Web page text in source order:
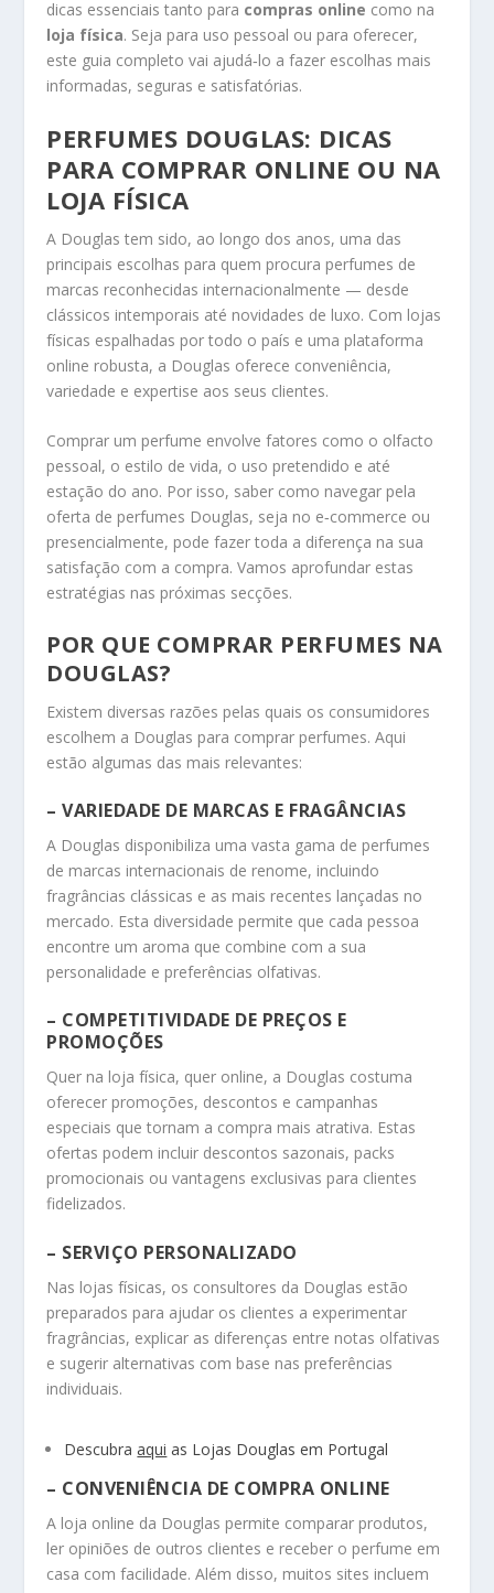
dicas essenciais tanto para compras online como na
loja física. Seja para uso pessoal ou para oferecer,
este guia completo vai ajudá‑lo a fazer escolhas mais
informadas, seguras e satisfatórias.
PERFUMES DOUGLAS: DICAS
PARA COMPRAR ONLINE OU NA
LOJA FÍSICA
A Douglas tem sido, ao longo dos anos, uma das
principais escolhas para quem procura perfumes de
marcas reconhecidas internacionalmente — desde
clássicos intemporais até novidades de luxo. Com lojas
físicas espalhadas por todo o país e uma plataforma
online robusta, a Douglas oferece conveniência,
variedade e expertise aos seus clientes.
Comprar um perfume envolve fatores como o olfacto
pessoal, o estilo de vida, o uso pretendido e até
estação do ano. Por isso, saber como navegar pela
oferta de perfumes Douglas, seja no e‑commerce ou
presencialmente, pode fazer toda a diferença na sua
satisfação com a compra. Vamos aprofundar estas
estratégias nas próximas secções.
POR QUE COMPRAR PERFUMES NA
DOUGLAS?
Existem diversas razões pelas quais os consumidores
escolhem a Douglas para comprar perfumes. Aqui
estão algumas das mais relevantes:
– VARIEDADE DE MARCAS E FRAGÂNCIAS
A Douglas disponibiliza uma vasta gama de perfumes
de marcas internacionais de renome, incluindo
fragrâncias clássicas e as mais recentes lançadas no
mercado. Esta diversidade permite que cada pessoa
encontre um aroma que combine com a sua
personalidade e preferências olfativas.
– COMPETITIVIDADE DE PREÇOS E
PROMOÇÕES
Quer na loja física, quer online, a Douglas costuma
oferecer promoções, descontos e campanhas
especiais que tornam a compra mais atrativa. Estas
ofertas podem incluir descontos sazonais, packs
promocionais ou vantagens exclusivas para clientes
fidelizados.
– SERVIÇO PERSONALIZADO
Nas lojas físicas, os consultores da Douglas estão
preparados para ajudar os clientes a experimentar
fragrâncias, explicar as diferenças entre notas olfativas
e sugerir alternativas com base nas preferências
individuais.
Descubraaqui as Lojas Douglas em Portugal
– CONVENIÊNCIA DE COMPRA ONLINE
A loja online da Douglas permite comparar produtos,
ler opiniões de outros clientes e receber o perfume em
casa com facilidade. Além disso, muitos sites incluem